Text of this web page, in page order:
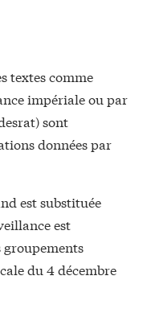
textes comme
impériale ou par
sont
données par
est substituée
est
groupements
du 4 décembre